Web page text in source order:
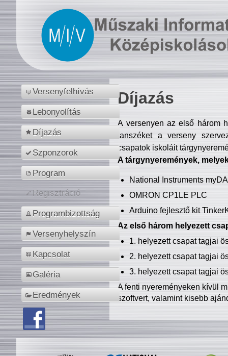
Versenyfelhívás
Lebonyolítás
Díjazás
Szponzorok
Program
Regisztráció
Programbizottság
Versenyhelyszín
Kapcsolat
Galéria
Eredmények
Díjazás
A versenyen az első három
tanszéket a verseny
csapatok iskoláit
A tárgynyeremények,
National Instruments
OMRON CP1LE PLC
Arduino fejlesztő kit
Az első három helyezett
1. helyezett csapat tagjai
2. helyezett csapat tagjai
3. helyezett csapat tagjai
A fenti nyereményeken kívül
szoftvert, valamint kisebb